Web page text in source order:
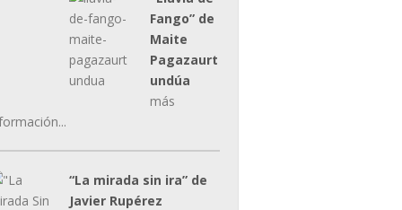
Fango” de
Maite
Pagazaurt
undúa
más
“La mirada sin ira” de
Javier Rupérez